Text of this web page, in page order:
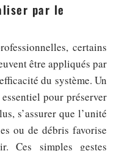
par le
certains
être appliqués par
du système. Un
pour préserver
s’assurer que l’unité
ou de débris favorise
Ces simples gestes